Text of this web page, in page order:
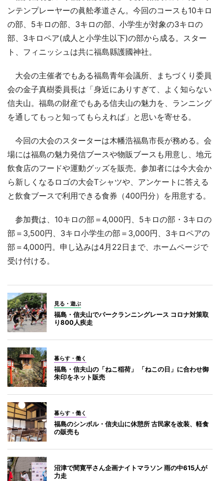
ンテンプレーヤーの眞舩孝道さん。今回のコースも10キロ
の部、5キロの部、3キロの部、小学生が対象の3キロの
部、3キロペア(成人と小学生以下)の部から成る。スター
ト、フィニッシュは共に福島縣護國神社。
大会の主催者でもある福島青年会議所、まちづくり委員
会の金子真樹委員長は「身近にありすぎて、よく知らない
信夫山。福島の財産でもある信夫山の魅力を、ランニング
を通してもっと知ってもらえれば」と思いを寄せる。
今回の大会のスターターは木幡浩福島市長が務める。会
場には福島の魅力発信ブースや物販ブースも用意し、地元
飲食店のフードや運動グッズを販売。参加者には今大会か
ら新しくなるロゴの大会Tシャツや、アンケートに答える
と飲食ブースで利用できる食券（400円分）を用意する。
参加費は、10キロの部＝4,000円、5キロの部・3キロの
部＝3,500円、3キロ小学生の部＝3,000円、3キロペアの
部＝4,000円。申し込みは4月22日まで、ホームページで
受け付ける。
見る・遊ぶ
福島・信夫山でパークランニングレース コロナ対策取
り800人疾走
暮らす・働く
福島・信夫山の「ねこ稲荷」 「ねこの日」に合わせ御
朱印をネット販売
暮らす・働く
福島のシンボル・信夫山に休憩所 古民家を改装、軽食
の販売も
沼津で間寛平さん企画ナイトマラソン 雨の中615人が
力走